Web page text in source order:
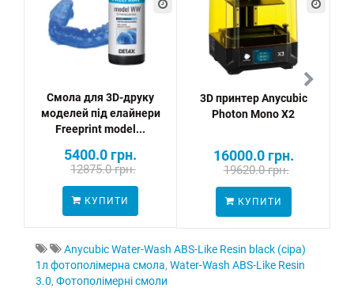
Смола для 3D-друку
моделей під елайнери
Freeprint model...
5400.0 грн.
12875.0 грн.
КУПИТИ
3D принтер Anycubic
Photon Mono X2
16000.0 грн.
19620.0 грн.
КУПИТИ
Anycubic Water-Wash ABS-Like Resin black (сіра)
1л фотополімерна смола, Water-Wash ABS-Like Resin
3.0, Фотополімерні смоли